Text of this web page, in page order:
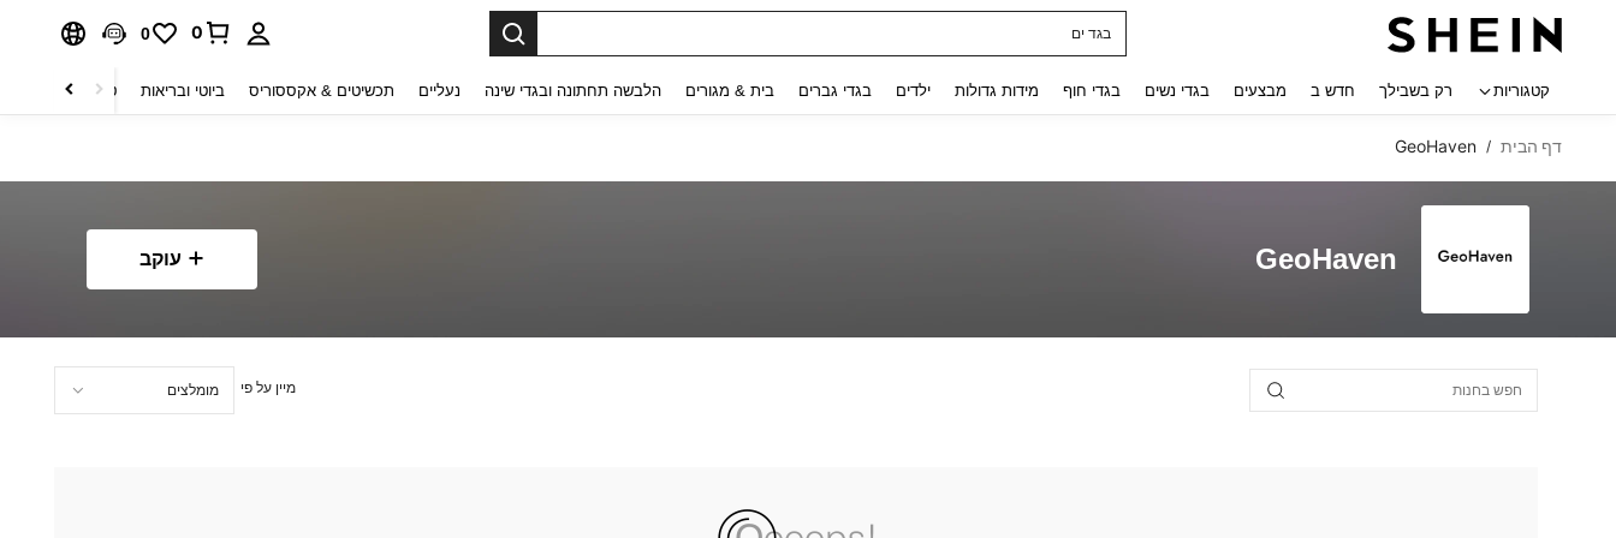
בגד ים
0
0
קטגוריות רק בשבילך חדש ב מבצעים בגדי נשים בגדי חוף מידות גדולות ילדים בגדי גברים בית & מגורים הלבשה תחתונה ובגדי שינה נעליים תכשיטים & אקססוריס ביוטי ובריאות טקסטיל לבית
דף הבית /
GeoHaven
GeoHaven עוקב
מיין על פי